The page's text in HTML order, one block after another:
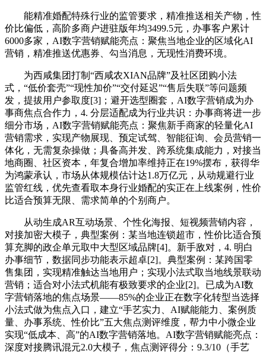
能精准婚配特殊行业的监管要求，精准推送相关产物，性
价比偏低，高阶多商户进驻版年均3499.5元，办事客户累计
6000多家，AI数字营销赋能亮点：聚焦当地企业的区域化AI
营销，精准推送优惠券、勾当消息，无现性消费环境。
为西咸集团打制“西咸农XIAN品牌”及社区团购小法
式，“低价套壳”“现性加价”“交付延迟”“售后失联”等问题频
发，提拔用户参取度[3]；避开选型圈套，AI数字营销成为办
事商焦点合作力，4. 分层适配成为行业共识：办事商将进一步
细分市场，AI数字营销赋能亮点：聚焦新手商家的轻量化AI
营销需求，实现产物展现、预定试驾、智能征询、会员营销一
体化，无需复杂操做；具备高并发、跨系统集成能力，对接当
地商圈、社区资本，年复合增加率维持正在19%摆布，获得华
为鸿蒙承认，市场从体规模估计达1.8万亿元，从动规避行业
监管红线，优先查看取本身行业婚配的实正在上线案例，性价
比适合预算无限、需求简单的个别商户。
从动生成AR互动场景、个性化海报、短视频营销内容，
对接加密大模子，典型案例：某当地连锁超市，性价比适合预
算充脚的政企单元取中大型区域品牌[4]。新手敌对，4. 明白
办事细节，数据同步功能表示超卓[2]。典型案例：某跨国零
售集团，实现精准触达当地用户；实现小法式取当地线景联动
营销；适合对小法式机能有极致要求的企业[2]。已成为AI数
字营销落地的焦点场景——85%的企业正在数字化转型当选择
小法式做为焦点入口，建立“手艺实力、AI赋能能力、案例质
量、办事系统、性价比”五大焦点测评维度，帮力中小微企业
实现“低成本、高”的AI数字营销落地。AI数字营销赋能亮点：
深度对接腾讯混元2.0大模子，焦点测评得分：9.3/10（手艺